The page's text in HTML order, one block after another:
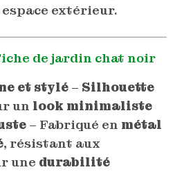
extérieur.
de jardin chat noir
et stylé– Silhouette
un look minimaliste
– Fabriqué en métal
, résistant aux
une durabilité